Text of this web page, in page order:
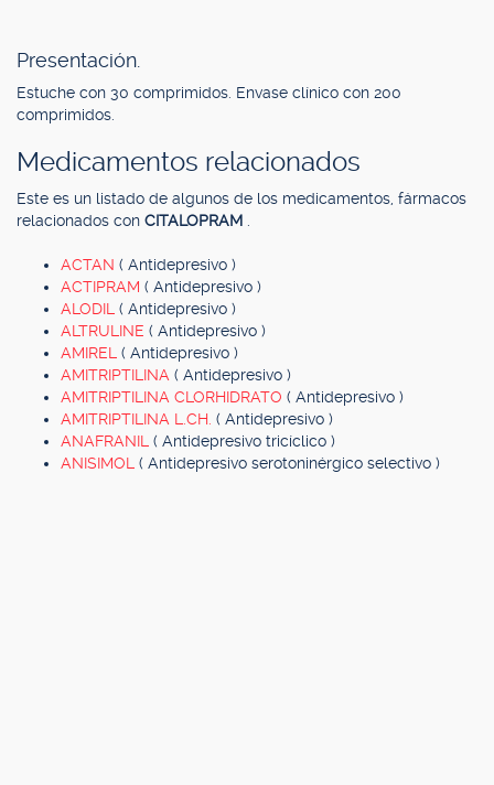
Presentación.
Estuche con 30 comprimidos. Envase clínico con 200
comprimidos.
Medicamentos relacionados
Este es un listado de algunos de los medicamentos, fármacos
relacionados con CITALOPRAM
ACTAN ( Antidepresivo )
ACTIPRAM ( Antidepresivo )
ALODIL ( Antidepresivo )
ALTRULINE ( Antidepresivo )
AMIREL ( Antidepresivo )
AMITRIPTILINA ( Antidepresivo )
AMITRIPTILINA CLORHIDRATO ( Antidepresivo )
AMITRIPTILINA L.CH. ( Antidepresivo )
ANAFRANIL ( Antidepresivo tricíclico )
ANISIMOL ( Antidepresivo serotoninérgico selectivo )